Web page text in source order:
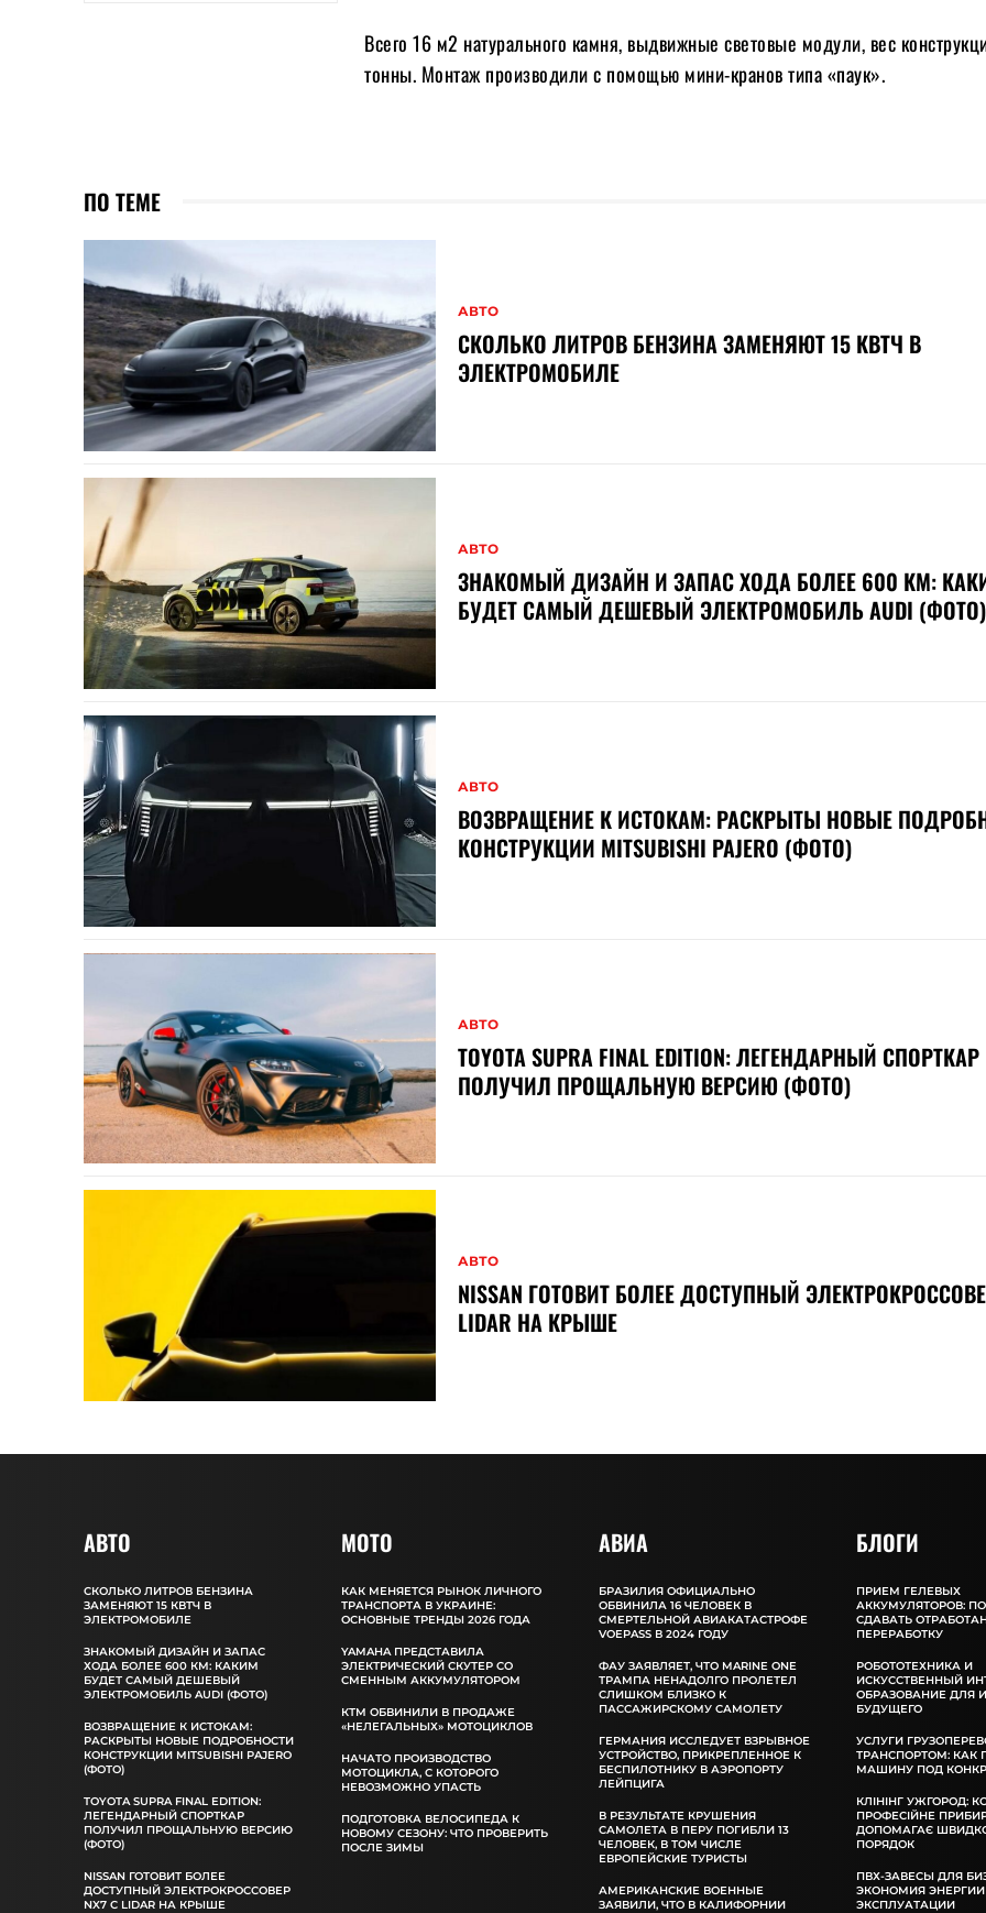
Всего 16 м2 натурального камня, выдвижные световые модули, вес
тонны. Монтаж производили с помощью мини-кранов типа «паук».
ПО ТЕМЕ
АВТО
СКОЛЬКО ЛИТРОВ БЕНЗИНА ЗАМЕНЯЮТ 15 КВТЧ В
ЭЛЕКТРОМОБИЛЕ
АВТО
ЗНАКОМЫЙ ДИЗАЙН И ЗАПАС ХОДА БОЛЕЕ 600 КМ:
БУДЕТ САМЫЙ ДЕШЕВЫЙ ЭЛЕКТРОМОБИЛЬ AUDI (ФОТО)
АВТО
ВОЗВРАЩЕНИЕ К ИСТОКАМ: РАСКРЫТЫ НОВЫЕ
КОНСТРУКЦИИ MITSUBISHI PAJERO (ФОТО)
АВТО
TOYOTA SUPRA FINAL EDITION: ЛЕГЕНДАРНЫЙ СПОРТКАР
ПОЛУЧИЛ ПРОЩАЛЬНУЮ ВЕРСИЮ (ФОТО)
АВТО
NISSAN ГОТОВИТ БОЛЕЕ ДОСТУПНЫЙ
LIDAR НА КРЫШЕ
АВТО
СКОЛЬКО ЛИТРОВ БЕНЗИНА
ЗАМЕНЯЮТ 15 КВТЧ В
ЭЛЕКТРОМОБИЛЕ
ЗНАКОМЫЙ ДИЗАЙН И ЗАПАС
ХОДА БОЛЕЕ 600 КМ: КАКИМ
БУДЕТ САМЫЙ ДЕШЕВЫЙ
ЭЛЕКТРОМОБИЛЬ AUDI (ФОТО)
ВОЗВРАЩЕНИЕ К ИСТОКАМ:
РАСКРЫТЫ НОВЫЕ ПОДРОБНОСТИ
КОНСТРУКЦИИ MITSUBISHI PAJERO
(ФОТО)
TOYOTA SUPRA FINAL EDITION:
ЛЕГЕНДАРНЫЙ СПОРТКАР
ПОЛУЧИЛ ПРОЩАЛЬНУЮ ВЕРСИЮ
(ФОТО)
NISSAN ГОТОВИТ БОЛЕЕ
ДОСТУПНЫЙ ЭЛЕКТРОКРОССОВЕР
NX7 С LIDAR НА КРЫШЕ
MOTO
КАК МЕНЯЕТСЯ РЫНОК ЛИЧНОГО
ТРАНСПОРТА В УКРАИНЕ:
ОСНОВНЫЕ ТРЕНДЫ 2026 ГОДА
YAMAHA ПРЕДСТАВИЛА
ЭЛЕКТРИЧЕСКИЙ СКУТЕР СО
СМЕННЫМ АККУМУЛЯТОРОМ
КТМ ОБВИНИЛИ В ПРОДАЖЕ
«НЕЛЕГАЛЬНЫХ» МОТОЦИКЛОВ
НАЧАТО ПРОИЗВОДСТВО
МОТОЦИКЛА, С КОТОРОГО
НЕВОЗМОЖНО УПАСТЬ
ПОДГОТОВКА ВЕЛОСИПЕДА К
НОВОМУ СЕЗОНУ: ЧТО ПРОВЕРИТЬ
ПОСЛЕ ЗИМЫ
АВИА
БРАЗИЛИЯ ОФИЦИАЛЬНО
ОБВИНИЛА 16 ЧЕЛОВЕК В
СМЕРТЕЛЬНОЙ АВИАКАТАСТРОФЕ
VOEPASS В 2024 ГОДУ
ФАУ ЗАЯВЛЯЕТ, ЧТО MARINE ONE
ТРАМПА НЕНАДОЛГО ПРОЛЕТЕЛ
СЛИШКОМ БЛИЗКО К
ПАССАЖИРСКОМУ САМОЛЕТУ
ГЕРМАНИЯ ИССЛЕДУЕТ ВЗРЫВНОЕ
УСТРОЙСТВО, ПРИКРЕПЛЕННОЕ К
БЕСПИЛОТНИКУ В АЭРОПОРТУ
ЛЕЙПЦИГА
В РЕЗУЛЬТАТЕ КРУШЕНИЯ
САМОЛЕТА В ПЕРУ ПОГИБЛИ 13
ЧЕЛОВЕК, В ТОМ ЧИСЛЕ
ЕВРОПЕЙСКИЕ ТУРИСТЫ
АМЕРИКАНСКИЕ ВОЕННЫЕ
ЗАЯВИЛИ, ЧТО В КАЛИФОРНИИ
БЛОГИ
ПРИЕМ ГЕЛЕВЫХ
АККУМУЛЯТОРОВ:
СДАВАТЬ
ПЕРЕРАБОТКУ
РОБОТОТЕХНИКА И
ИСКУССТВЕННЫЙ
ОБРАЗОВАНИЕ ДЛЯ
БУДУЩЕГО
УСЛУГИ
ТРАНСПОРТОМ: КАК
МАШИНУ ПОД
КЛІНІНГ УЖГОРОД:
ПРОФЕСІЙНЕ
ДОПОМАГАЄ
ПОРЯДОК
ПВХ-ЗАВЕСЫ ДЛЯ
ЭКОНОМИЯ
ЭКСПЛУАТАЦИИ